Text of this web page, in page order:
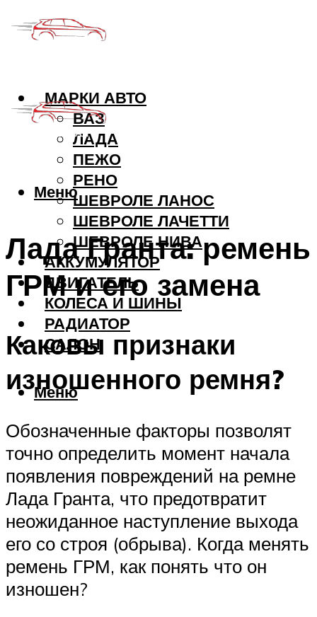
МАРКИ АВТО
ВАЗ
ЛАДА
ПЕЖО
РЕНО
ШЕВРОЛЕ ЛАНОС
ШЕВРОЛЕ ЛАЧЕТТИ
ШЕВРОЛЕ НИВА
АККУМУЛЯТОР
ДВИГАТЕЛЬ
КОЛЕСА И ШИНЫ
РАДИАТОР
САЛОН
Меню
Меню
Лада Гранта: ремень
ГРМ и его замена
Каковы признаки
изношенного ремня?
Обозначенные факторы позволят
точно определить момент начала
появления повреждений на ремне
Лада Гранта, что предотвратит
неожиданное наступление выхода
его со строя (обрыва). Когда менять
ремень ГРМ, как понять что он
изношен?